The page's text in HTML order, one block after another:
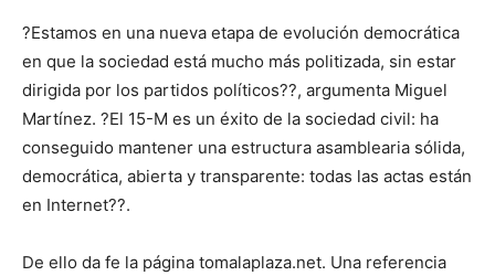
?Estamos en una nueva etapa de evolución democrática
en que la sociedad está mucho más politizada, sin estar
dirigida por los partidos políticos??, argumenta Miguel
Martínez. ?El 15-M es un éxito de la sociedad civil: ha
conseguido mantener una estructura asamblearia sólida,
democrática, abierta y transparente: todas las actas están
en Internet??.
De ello da fe la página tomalaplaza.net. Una referencia